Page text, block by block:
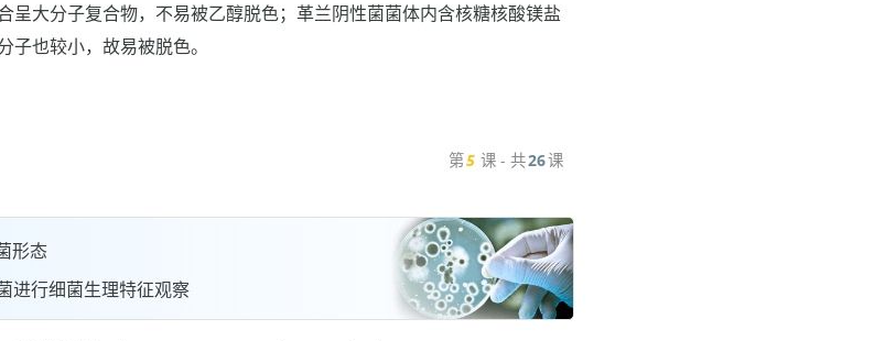
呈大分子复合物，不易被乙醇脱色；革兰阴性菌菌体内含核糖核酸镁盐
也较小，故易被脱色。
第5 课 - 共26课
形态
进行细菌生理特征观察